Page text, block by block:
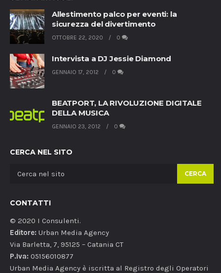
Allestimento palco per eventi: la
sicurezza del divertimento
OTTOBRE 22, 2020 0
Intervista a DJ Jessie Diamond
GENNAIO 17, 2012 0
BEATPORT, LA RIVOLUZIONE DIGITALE
DELLA MUSICA
GENNAIO 23, 2012 0
CERCA NEL SITO
CERCA
CONTATTI
© 2020 I Consulenti.
Editore: Urban Media Agency
Via Barletta, 7, 95125 – Catania CT
P.Iva: 05156010877
Urban Media Agency è iscritta al Registro degli Operatori